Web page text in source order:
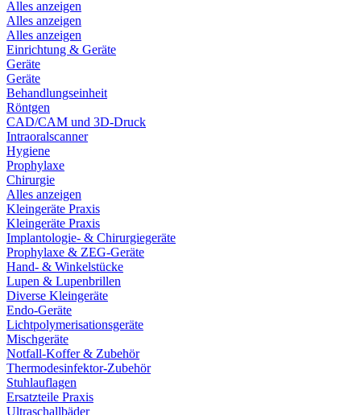
Alles anzeigen
Alles anzeigen
Alles anzeigen
Einrichtung & Geräte
Geräte
Geräte
Behandlungseinheit
Röntgen
CAD/CAM und 3D-Druck
Intraoralscanner
Hygiene
Prophylaxe
Chirurgie
Alles anzeigen
Kleingeräte Praxis
Kleingeräte Praxis
Implantologie- & Chirurgiegeräte
Prophylaxe & ZEG-Geräte
Hand- & Winkelstücke
Lupen & Lupenbrillen
Diverse Kleingeräte
Endo-Geräte
Lichtpolymerisationsgeräte
Mischgeräte
Notfall-Koffer & Zubehör
Thermodesinfektor-Zubehör
Stuhlauflagen
Ersatzteile Praxis
Ultraschallbäder